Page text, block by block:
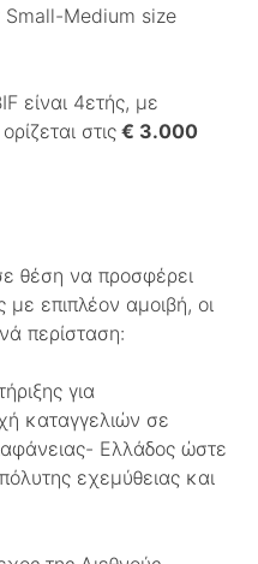
Medium size
είναι 4ετής, με
στις € 3.000
θέση να προσφέρει
επιπλέον αμοιβή, οι
περίσταση:
για
καταγγελιών σε
Ελλάδος ώστε
εχεμύθειας και